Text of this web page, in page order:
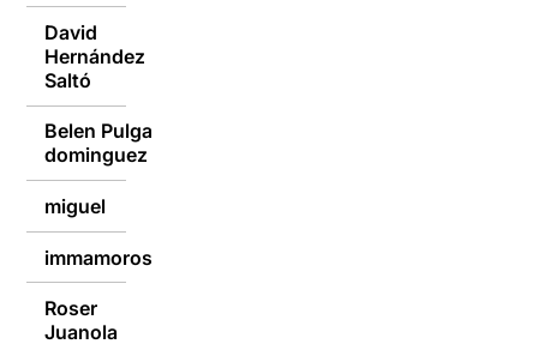
David
Hernández
Saltó
Belen Pulgain
dominguez
miguel
immamoros2016
Roser
Juanola